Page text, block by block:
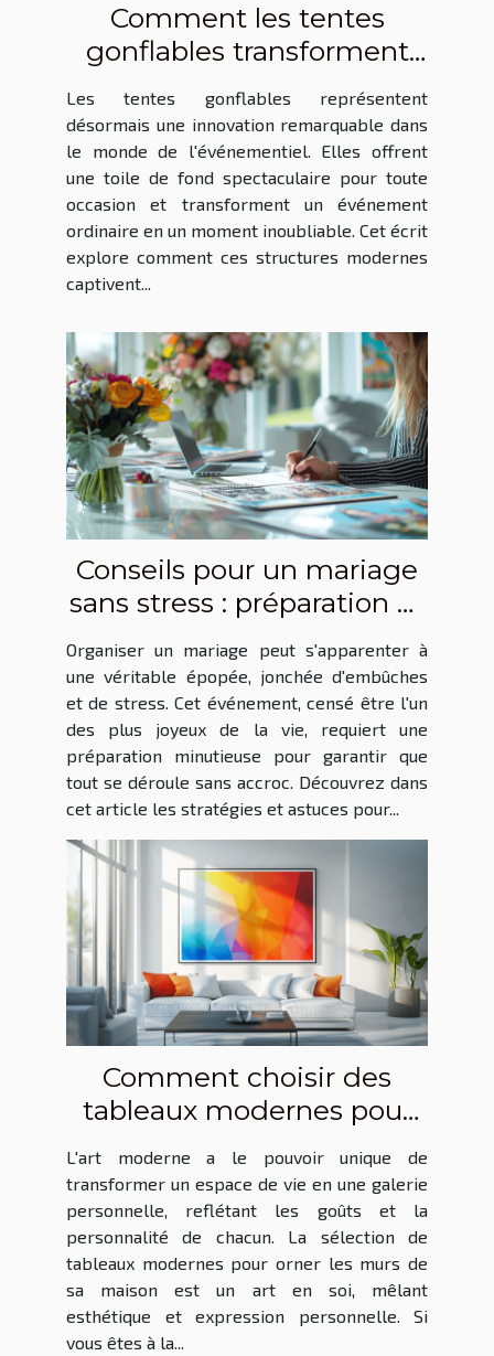
Comment les tentes
gonflables transforment
les événements en
spectacles
Les tentes gonflables représentent
désormais une innovation remarquable dans
le monde de l'événementiel. Elles offrent
une toile de fond spectaculaire pour toute
occasion et transforment un événement
ordinaire en un moment inoubliable. Cet écrit
explore comment ces structures modernes
captivent...
Conseils pour un mariage
sans stress : préparation et
gestion
Organiser un mariage peut s'apparenter à
une véritable épopée, jonchée d'embûches
et de stress. Cet événement, censé être l'un
des plus joyeux de la vie, requiert une
préparation minutieuse pour garantir que
tout se déroule sans accroc. Découvrez dans
cet article les stratégies et astuces pour...
Comment choisir des
tableaux modernes pour
L'art moderne a le pouvoir unique de
transformer un espace de vie en une galerie
personnelle, reflétant les goûts et la
personnalité de chacun. La sélection de
tableaux modernes pour orner les murs de
sa maison est un art en soi, mêlant
esthétique et expression personnelle. Si
vous êtes à la...